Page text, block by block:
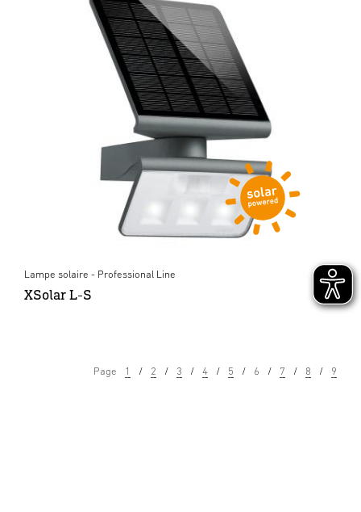
Lampe solaire - Professional Line
XSolar L-S
Page 1 2 3 4 5 6 7 8 9